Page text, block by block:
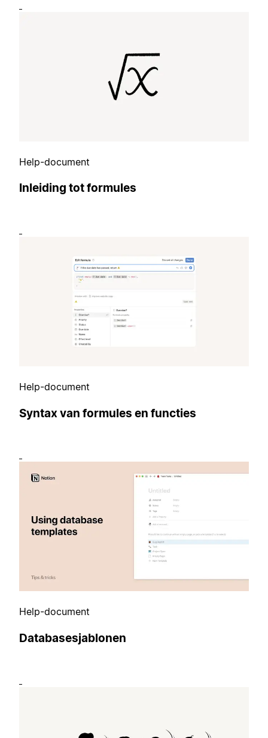
Help-document
Inleiding tot formules
Help-document
Syntax van formules en functies
Help-document
Databasesjablonen